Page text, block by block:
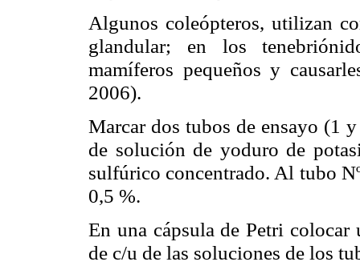
Algunos coleópteros, utilizan
glandular; en los
mamíferos pequeños y
2006).
Marcar dos tubos de ensayo (1
de solución de yoduro de
sulfúrico concentrado. Al tubo
0,5 %.
En una cápsula de Petri
de c/u de las soluciones de los